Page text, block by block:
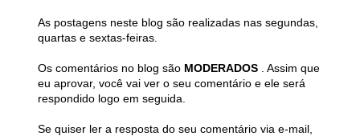
As postagens neste blog são realizadas nas segundas,
quartas e sextas-feiras.
Os comentários no blog são MODERADOS
. Assim que
eu aprovar, você vai ver o seu comentário e ele será
respondido logo em seguida.
Se quiser ler a resposta do seu comentário via e-mail,